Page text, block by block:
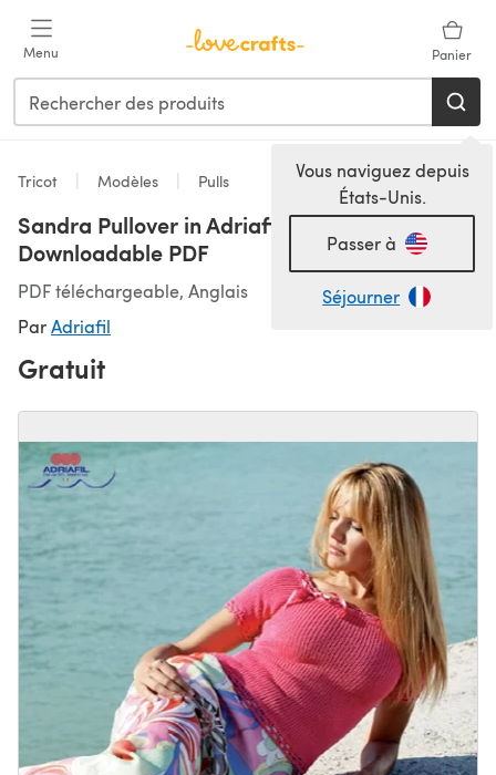
Menu Panier
Vous naviguez depuis
États-Unis.
Passer à
Séjourner
Tricot Modèles Pulls
Sandra Pullover in Adriafil Spice -
Downloadable PDF
PDF téléchargeable, Anglais
ParAdriafil
Gratuit